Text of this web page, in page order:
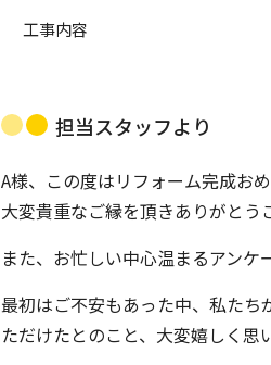
工事内容
担当スタッフより
A様、この度はリフォーム完成お
大変貴重なご縁を頂きありがとう
また、お忙しい中心温まるアンケ
最初はご不安もあった中、私たち
ただけたとのこと、大変嬉しく思